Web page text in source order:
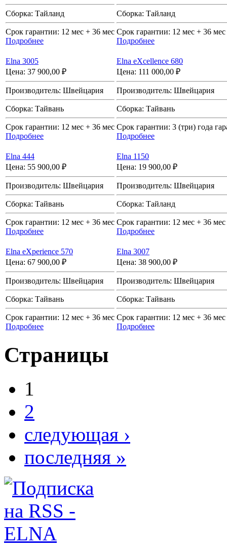
Сборка: Тайланд
Срок гарантии: 12 мес + 36 мес
Подробнее
Сборка: Тайланд
Срок гарантии: 12 мес + 36 мес
Подробнее
Elna 3005
Цена: 37 900,00 ₽
Производитель: Швейцария
Сборка: Тайвань
Срок гарантии: 12 мес + 36 мес
Подробнее
Elna eXcellence 680
Цена: 111 000,00 ₽
Производитель: Швейцария
Сборка: Тайвань
Срок гарантии: 3 (три) года
Подробнее
Elna 444
Цена: 55 900,00 ₽
Производитель: Швейцария
Сборка: Тайвань
Срок гарантии: 12 мес + 36 мес
Подробнее
Elna 1150
Цена: 19 900,00 ₽
Производитель: Швейцария
Сборка: Тайланд
Срок гарантии: 12 мес + 36 мес
Подробнее
Elna eXperience 570
Цена: 67 900,00 ₽
Производитель: Швейцария
Сборка: Тайвань
Срок гарантии: 12 мес + 36 мес
Подробнее
Elna 3007
Цена: 38 900,00 ₽
Производитель: Швейцария
Сборка: Тайвань
Срок гарантии: 12 мес + 36 мес
Подробнее
Страницы
1
2
следующая ›
последняя »